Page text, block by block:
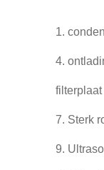
1.
4.
7. Sterk
9.